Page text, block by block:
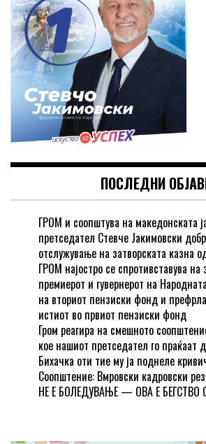
ПОСЛЕДНИ
ГРОМ и соопштува на македонската
претседател Стевче Јакимовски
отслужување на затворската казна
ГРОМ најостро се спротивставува на
премиерот и гувернерот на
на вториот пензиски фонд и
истиот во првиот пензиски фонд
Гром реагира на смешното
кое нашиот претседател го праќаат
Бихачка оти тие му ја поднеле
Соопштение: Вмровски кадровски
НЕ Е БОЛЕДУВАЊЕ — ОВА Е